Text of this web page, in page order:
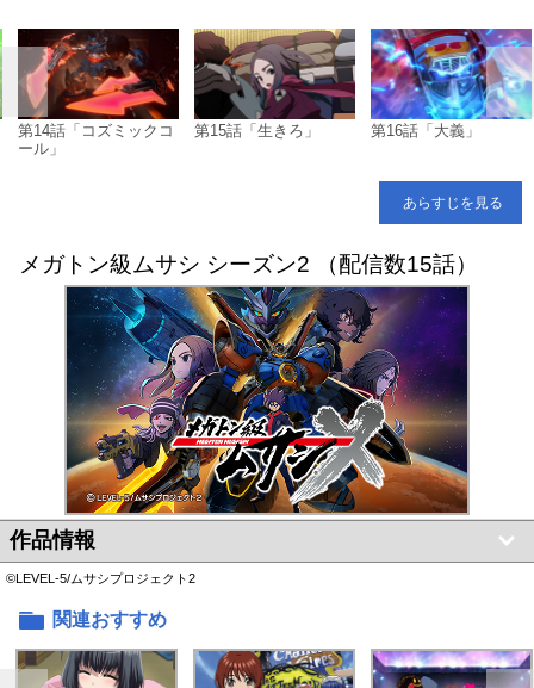
第14話「コズミックコ
ール」
第15話「生きろ」 第16話「大義」
あらすじを見る
メガトン級ムサシ シーズン2 （配信数15話）
作品情報
©LEVEL-5/ムサシプロジェクト2
関連おすすめ